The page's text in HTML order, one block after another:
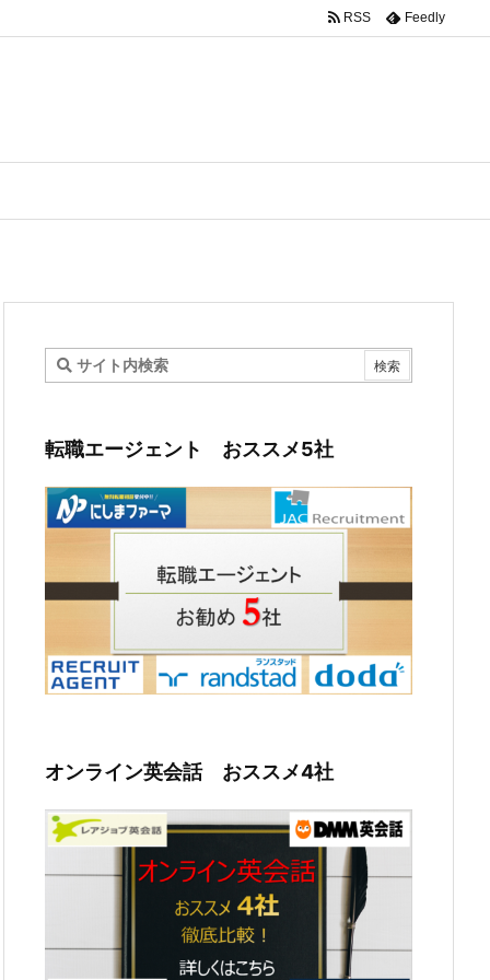
RSS Feedly
転職エージェント おススメ5社
オンライン英会話 おススメ4社